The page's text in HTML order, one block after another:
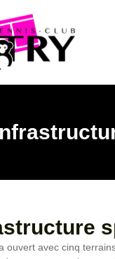
ouvert avec cinq